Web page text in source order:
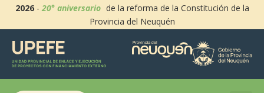
2026-20° aniversario de la reforma de la Constitución de la
Provincia del Neuquén